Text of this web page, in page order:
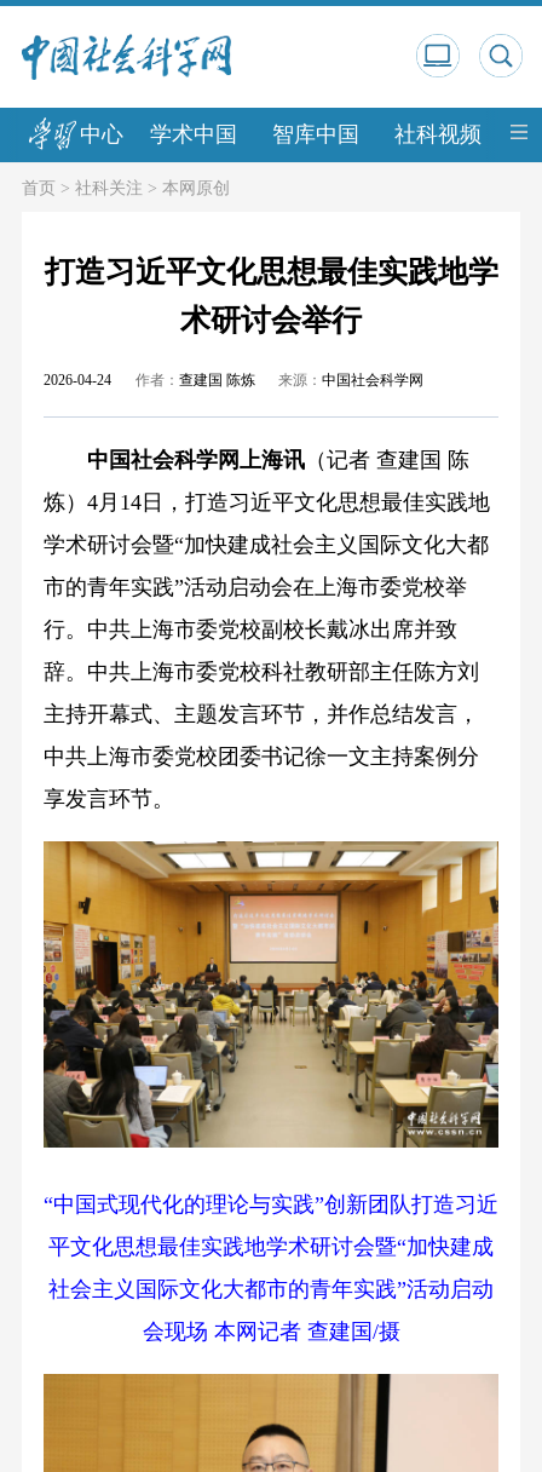
中心 学术中国 智库中国 社科视频 中
首页> 社科关注 > 本网原创
打造习近平文化思想最佳实践地学
术研讨会举行
2026-04-24 作者： 查建国 陈炼 来源：中国社会科学网
中国社会科学网上海讯（记者 查建国 陈
炼）4月14日，打造习近平文化思想最佳实践地
学术研讨会暨“加快建成社会主义国际文化大都
市的青年实践”活动启动会在上海市委党校举
行。中共上海市委党校副校长戴冰出席并致
辞。中共上海市委党校科社教研部主任陈方刘
主持开幕式、主题发言环节，并作总结发言，
中共上海市委党校团委书记徐一文主持案例分
享发言环节。
“中国式现代化的理论与实践”创新团队打造习近
平文化思想最佳实践地学术研讨会暨“加快建成
社会主义国际文化大都市的青年实践”活动启动
会现场 本网记者 查建国/摄